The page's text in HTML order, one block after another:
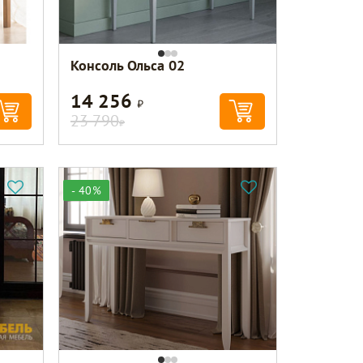
Консоль Ольса 02
14 256 Р
23 790Р
- 40%